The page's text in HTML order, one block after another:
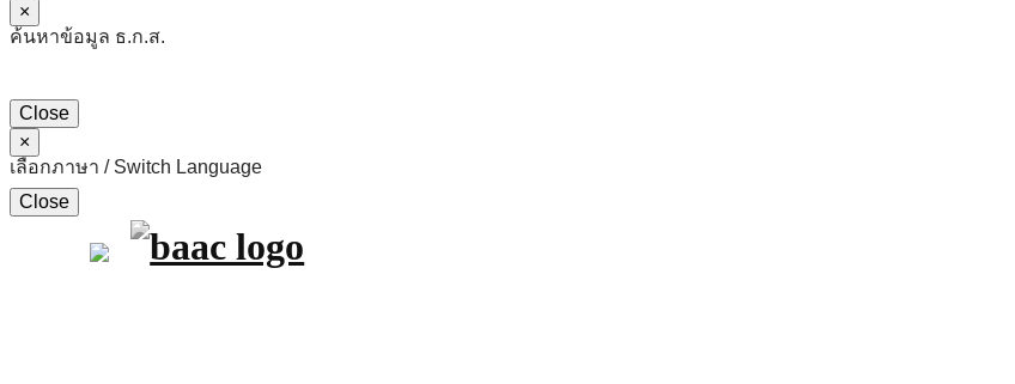
×
ค้นหาข้อมูล ธ.ก.ส.
Close
×
เลือกภาษา / Switch Language
Close